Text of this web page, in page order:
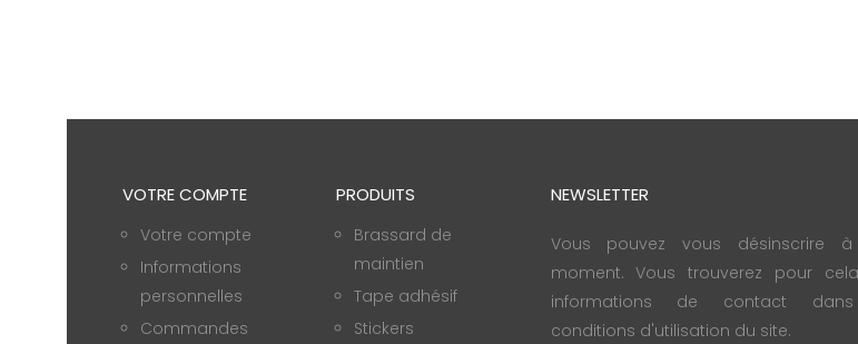
VOTRE COMPTE
Votre compte
Informations
personnelles
Commandes
PRODUITS
Brassard de
maintien
Tape adhésif
Stickers
NEWSLETTER
Vous pouvez vous désinscrire
moment. Vous trouverez pour
informations de contact
conditions d'utilisation du site.